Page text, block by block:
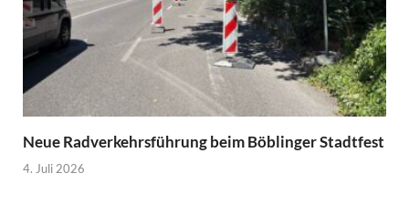
Neue Radverkehrsführung beim Böblinger Stadtfest
4. Juli 2026